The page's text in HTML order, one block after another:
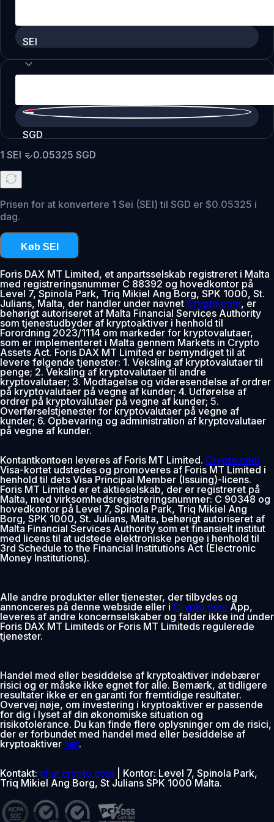
SEI
SGD
1 SEI =0.05325 SGD
Prisen for at konvertere 1 Sei (SEI) til SGD er $0.05325 i
dag.
Køb SEI
Foris DAX MT Limited, et anpartsselskab registreret i Malta
med registreringsnummer C 88392 og hovedkontor på
Level 7, Spinola Park, Triq Mikiel Ang Borg, SPK 1000, St.
Julians, Malta, der handler under navnet Crypto.com, er
behørigt autoriseret af Malta Financial Services Authority
som tjenestudbyder af kryptoaktiver i henhold til
Forordning 2023/1114 om markeder for kryptovalutaer,
som er implementeret i Malta gennem Markets in Crypto
Assets Act. Foris DAX MT Limited er bemyndiget til at
levere følgende tjenester: 1. Veksling af kryptovalutaer til
penge; 2. Veksling af kryptovalutaer til andre
kryptovalutaer; 3. Modtagelse og videresendelse af ordrer
på kryptovalutaer på vegne af kunder; 4. Udførelse af
ordrer på kryptovalutaer på vegne af kunder; 5.
Overførselstjenester for kryptovalutaer på vegne af
kunder; 6. Opbevaring og administration af kryptovalutaer
på vegne af kunder.
Kontantkontoen leveres af Foris MT Limited. Crypto.com
Visa-kortet udstedes og promoveres af Foris MT Limited i
henhold til dets Visa Principal Member (Issuing)-licens.
Foris MT Limited er et aktieselskab, der er registreret på
Malta, med virksomhedsregistreringsnummer: C 90348 og
hovedkontor på Level 7, Spinola Park, Triq Mikiel Ang
Borg, SPK 1000, St. Julians, Malta, behørigt autoriseret af
Malta Financial Services Authority som et finansielt institut
med licens til at udstede elektroniske penge i henhold til
3rd Schedule to the Financial Institutions Act (Electronic
Money Institutions).
Alle andre produkter eller tjenester, der tilbydes og
annonceres på denne webside eller i Crypto.com App,
leveres af andre koncernselskaber og falder ikke ind under
Foris DAX MT Limiteds or Foris MT Limiteds regulerede
tjenester.
Handel med eller besiddelse af kryptoaktiver indebærer
risici og er måske ikke egnet for alle. Bemærk, at tidligere
resultater ikke er en garanti for fremtidige resultater.
Overvej nøje, om investering i kryptoaktiver er passende
for dig i lyset af din økonomiske situation og
risikotolerance. Du kan finde flere oplysninger om de risici,
der er forbundet med handel med eller besiddelse af
kryptoaktiver her.
Kontakt: chat.crypto.com | Kontor: Level 7, Spinola Park,
Triq Mikiel Ang Borg, St Julians SPK 1000 Malta.